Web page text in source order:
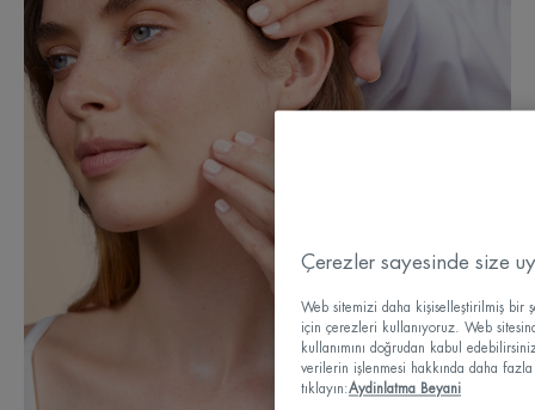
Çerezler sayesinde size
Web sitemizi daha kişiselleştirilmiş bir
için çerezleri kullanıyoruz. Web
kullanımını doğrudan kabul
verilerin işlenmesi hakkında daha
tıklayın:Aydinlatma Beyani